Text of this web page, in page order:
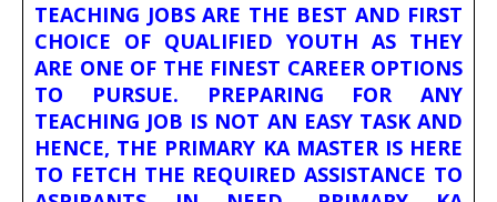
TEACHING JOBS ARE THE BEST AND FIRST
CHOICE OF QUALIFIED YOUTH AS THEY
ARE ONE OF THE FINEST CAREER OPTIONS
TO PURSUE. PREPARING FOR ANY
TEACHING JOB IS NOT AN EASY TASK AND
HENCE, THE PRIMARY KA MASTER IS HERE
TO FETCH THE REQUIRED ASSISTANCE TO